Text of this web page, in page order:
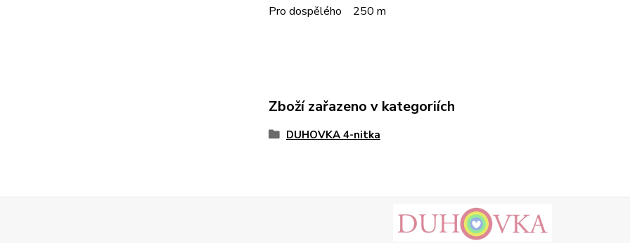
Pro dospělého 250 m
Zboží zařazeno v kategoriích
DUHOVKA 4-nitka